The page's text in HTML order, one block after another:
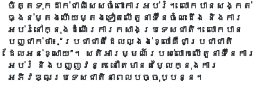
ចិត្តទុកដាក់ជាពិសេសចំពោះការអប់រំ។ លោកបានសង្កត់
ធ្ងន់ម្តងហើយម្តងទៀតលើតួនាទីនៃចំណេះដឹង និងការ
អប់រំនៅក្នុងដំណើរការកសាងប្រទេសជាតិ។ លោកបាន
បញ្ជាក់ថា៖ “ប្រជាជាតិដែលល្ងង់ខ្លៅគឺជាប្រជាជាតិ
ដែលអន់ខ្សោយ”។ សតិអារម្មណ៍របស់លោកលើតួនាទីនៃការ
អប់រំ និងបញ្ញវន្ត នៅតែមានតម្លៃក្នុងការ
អភិវឌ្ឍប្រទេសជាតិនាពេលបច្ចុប្បន្ន។